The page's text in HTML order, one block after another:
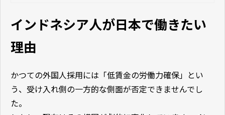
インドネシア人が日本で働きたい
理由
かつての外国人採用には「低賃金の労働力確保」とい
う、受け入れ側の一方的な側面が否定できませんでし
た。